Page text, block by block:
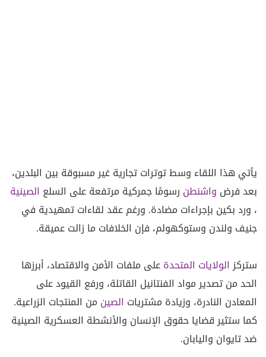
يأتي هذا اللقاء وسط توترات تجارية غير مسبوقة بين البلدين،
بعد فرض واشنطن رسومًا جمركية مرتفعة على السلع الصينية
، ورد بكين بإجراءات مضادة. ورغم عقد لقاءات تمهيدية في
جنيف ولندن وستوكهولم، فإن الخلافات ما زالت عميقة.
ستركزالولايات المتحدةعلى ملفات الأمن والاقتصاد، أبرزها
الحد من تصدير مواد الفنتانيل القاتلة، ورفع القيود على
المعادن النادرة، وزيادة مشتريات الصين من المنتجات الزراعية.
كما ستثير قضايا حقوق الإنسان والأنشطة العسكرية الصينية
ضد تايوان واليابان.